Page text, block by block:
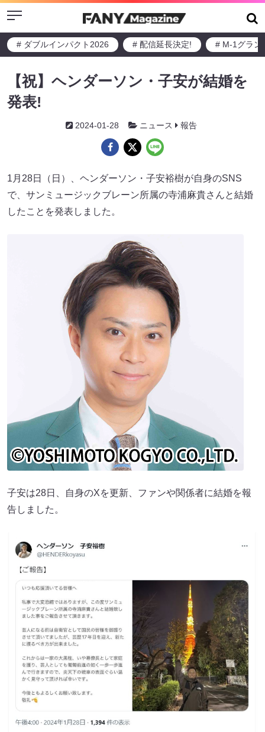
Menu
# ダブルインパクト2026 # 配信延長決定! # M-1グラン
【祝】ヘンダーソン・子安が結婚を
発表!
2024-01-28 ニュース 報告
1月28日（日）、ヘンダーソン・子安裕樹が自身のSNS
で、サンミュージックブレーン所属の寺浦麻貴さんと結婚
したことを発表しました。
子安は28日、自身のXを更新、ファンや関係者に結婚を報
告しました。